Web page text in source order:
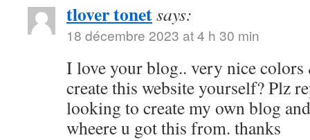
tlover tonetsays:
18 décembre 2023 at 4 h 30 min
I love your blog.. very nice
create this website yourself? Plz
looking to create my own blog
wheere u got this from. thanks